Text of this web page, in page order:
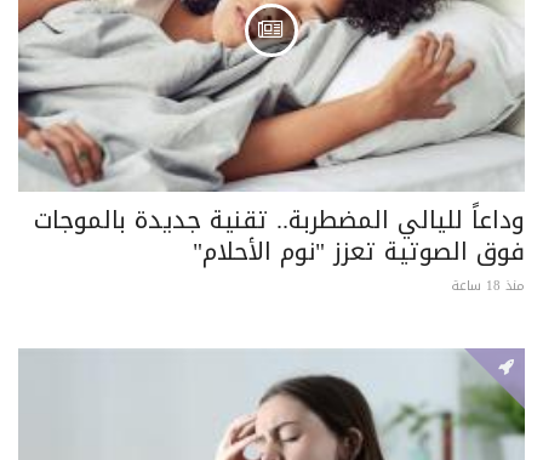
وداعاً لليالي المضطربة.. تقنية جديدة بالموجات
فوق الصوتية تعزز "نوم الأحلام"
منذ 18 ساعة